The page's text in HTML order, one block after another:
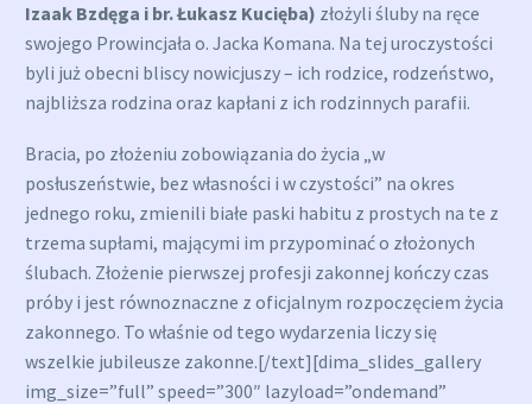
Izaak Bzdęga i br. Łukasz Kucięba) złożyli śluby na ręce
swojego Prowincjała o. Jacka Komana. Na tej uroczystości
byli już obecni bliscy nowicjuszy – ich rodzice, rodzeństwo,
najbliższa rodzina oraz kapłani z ich rodzinnych parafii.
Bracia, po złożeniu zobowiązania do życia „w
posłuszeństwie, bez własności i w czystości” na okres
jednego roku, zmienili białe paski habitu z prostych na te z
trzema supłami, mającymi im przypominać o złożonych
ślubach. Złożenie pierwszej profesji zakonnej kończy czas
próby i jest równoznaczne z oficjalnym rozpoczęciem życia
zakonnego. To właśnie od tego wydarzenia liczy się
wszelkie jubileusze zakonne.[/text][dima_slides_gallery
img_size=”full” speed=”300″ lazyload=”ondemand”